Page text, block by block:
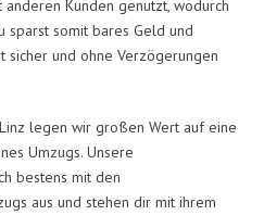
Kunden genutzt, wodurch
sparst somit bares Geld und
und ohne Verzögerungen
legen wir großen Wert auf eine
Umzugs. Unsere
bestens mit den
aus und stehen dir mit ihrem